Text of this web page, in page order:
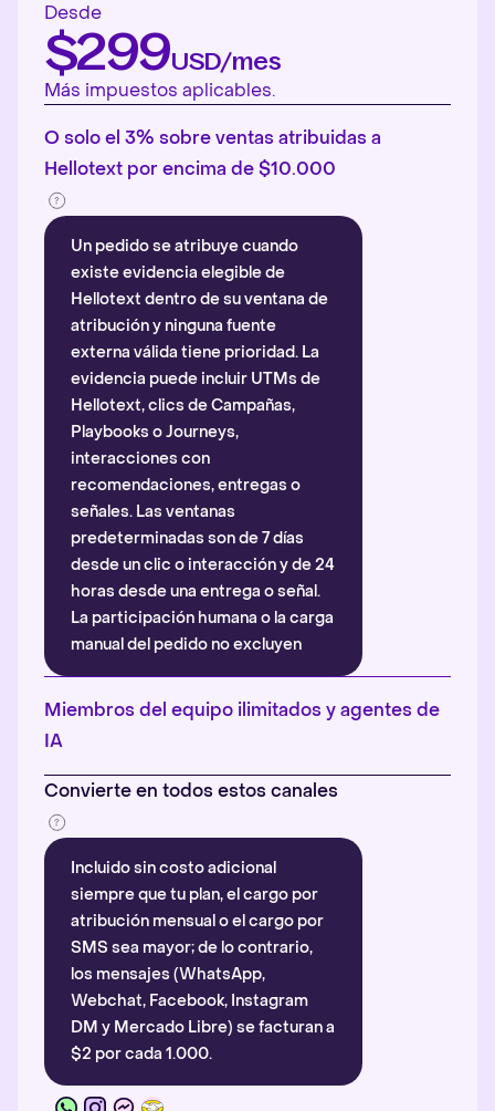
Desde
$299USD/mes
Más impuestos aplicables.
O solo el 3% sobre ventas atribuidas a
Hellotext por encima de $10.000
Un pedido se atribuye cuando
existe evidencia elegible de
Hellotext dentro de su ventana de
atribución y ninguna fuente
externa válida tiene prioridad. La
evidencia puede incluir UTMs de
Hellotext, clics de Campañas,
Playbooks o Journeys,
interacciones con
recomendaciones, entregas o
señales. Las ventanas
predeterminadas son de 7 días
desde un clic o interacción y de 24
horas desde una entrega o señal.
La participación humana o la carga
manual del pedido no excluyen
automáticamente la atribución.
Más información
Miembros del equipo ilimitados y agentes de
IA
Convierte en todos estos canales
Incluido sin costo adicional
siempre que tu plan, el cargo por
atribución mensual o el cargo por
SMS sea mayor; de lo contrario,
los mensajes (WhatsApp,
Webchat, Facebook, Instagram
DM y Mercado Libre) se facturan a
$2 por cada 1.000.